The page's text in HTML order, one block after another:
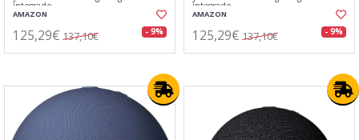
integrado
AMAZON
125,29€ 137,10€ - 9%
integrado
AMAZON
125,29€ 137,10€ - 9%